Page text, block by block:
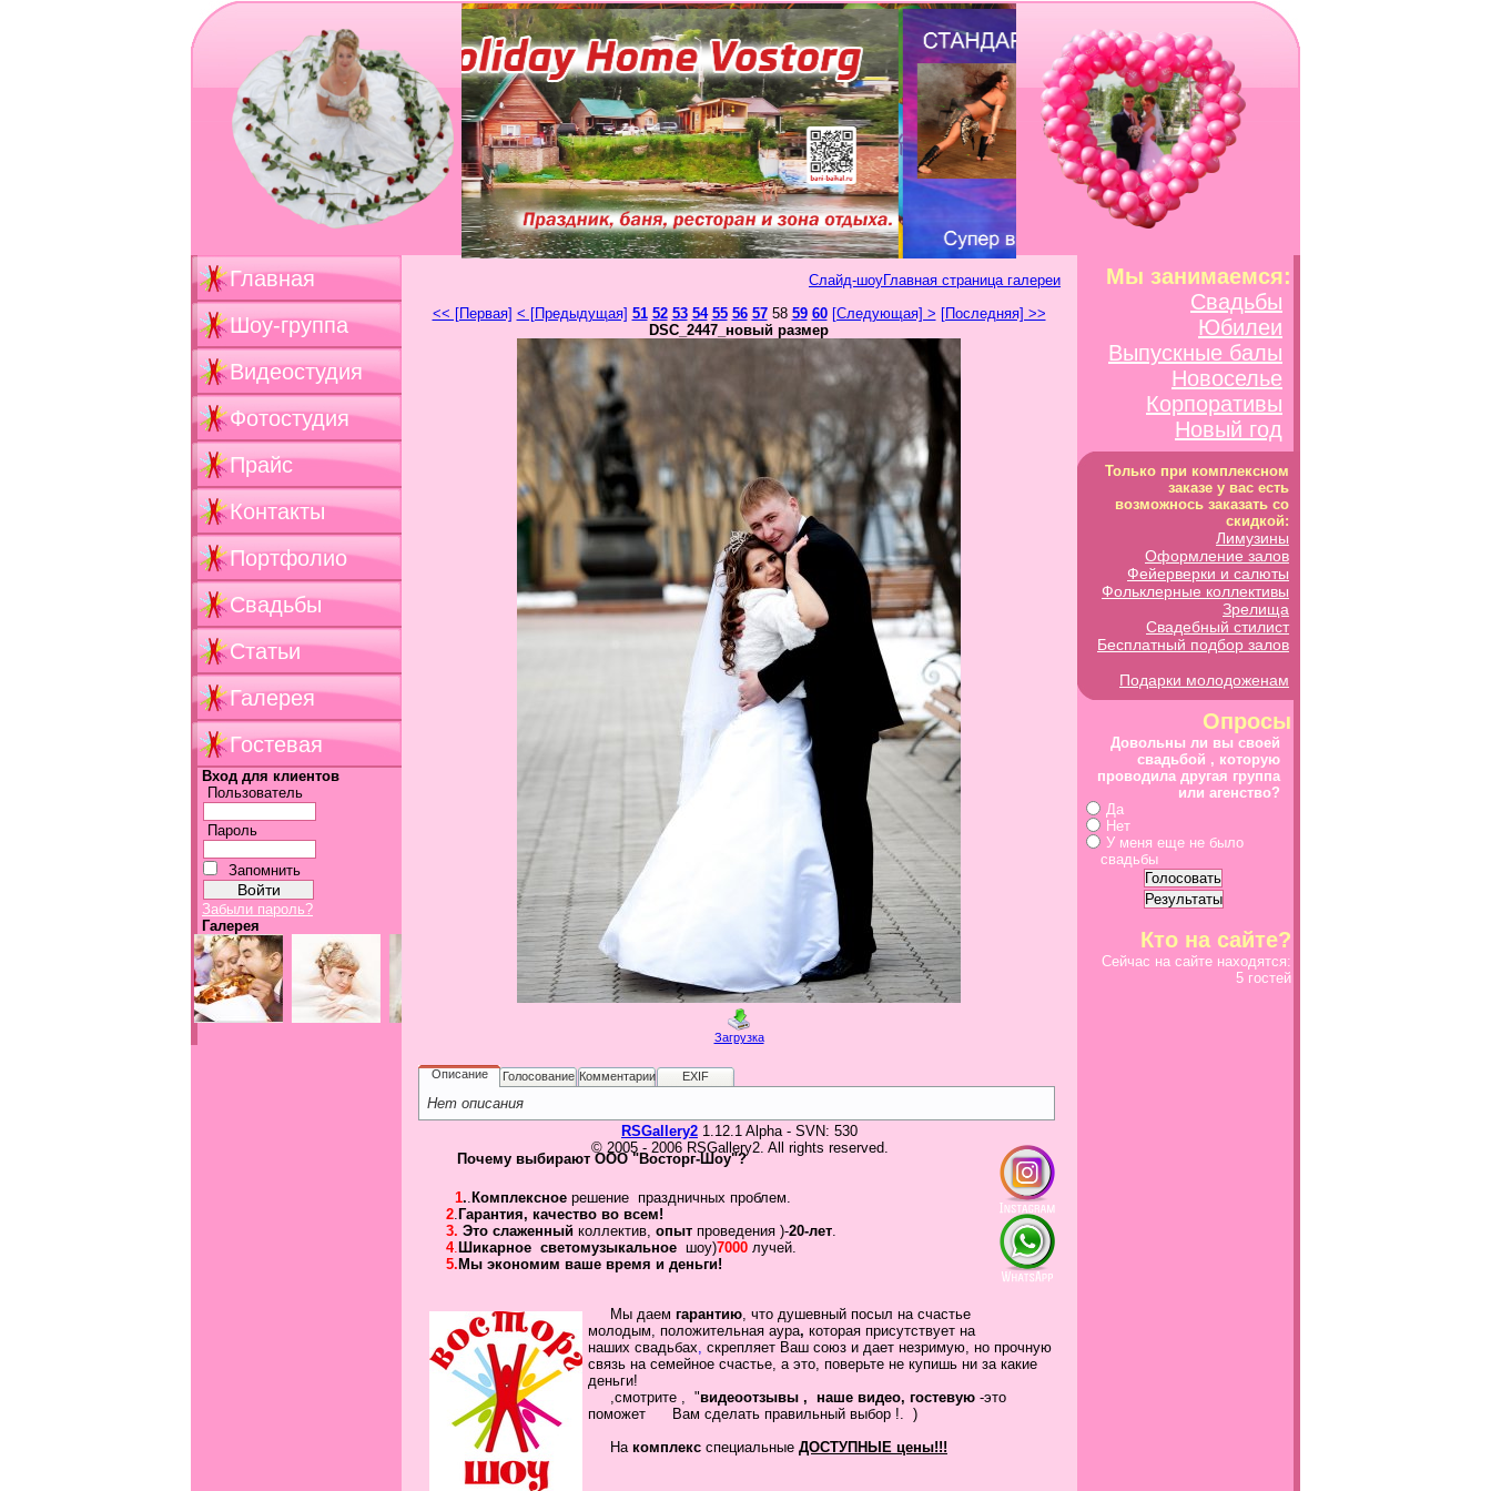
Главная
Шоу-группа
Видеостудия
Фотостудия
Прайс
Контакты
Портфолио
Свадьбы
Статьи
Галерея
Гостевая
Вход для клиентов
Пользователь
Пароль
Запомнить
Забыли пароль?
Галерея
Главная страница галереи
Слайд-шоу
<< [Первая] < [Предыдущая] 51 52 53 54 55 56 57 58 59 60 [Следующая] > [Последняя] >>
DSC_2447_новый размер
Загрузка
Описание Голосование Комментарии EXIF
Нет описания
RSGallery2 1.12.1 Alpha - SVN: 530
© 2005 - 2006 RSGallery2. All rights reserved.
Почему выбирают ООО "Восторг-Шоу"?
1.. Комплексное решение праздничных проблем.
2. Гарантия, качество во всем!
3. Это слаженный коллектив, опыт проведения )-20-лет.
4. Шикарное светомузыкальное шоу)7000 лучей.
5. Мы экономим ваше время и деньги!
Мы даем гарантию, что душевный посыл на счастье
молодым, положительная аура, которая присутствует на
наших свадьбах, скрепляет Ваш союз и дает незримую, но прочную
связь на семейное счастье, а это, поверьте не купишь ни за какие
деньги!
,смотрите , "видеоотзывы , наше видео, гостевую -это
поможет Вам сделать правильный выбор !. )
Накомплекс специальные ДОСТУПНЫЕ цены!!!
Мы занимаемся:
Свадьбы
Юбилеи
Выпускные балы
Новоселье
Корпоративы
Новый год
Только при комплексном
заказе у вас есть
возможнось заказать со
скидкой:
Лимузины
Оформление залов
Фейерверки и салюты
Фольклерные коллективы
Зрелища
Свадебный стилист
Бесплатный подбор залов
Подарки молодоженам
Опросы
Довольны ли вы своей
свадьбой , которую
проводила другая группа
или агенство?
Да
Нет
У меня еще не было
свадьбы
Кто на сайте?
Сейчас на сайте находятся:
5 гостей